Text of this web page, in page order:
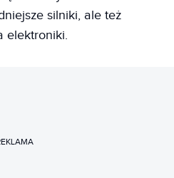
silniki, ale też
elektroniki.